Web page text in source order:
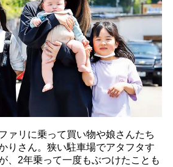
ァリに乗って買い物や娘さんたち
りさん。狭い駐車場でアタフタす
、2年乗って一度もぶつけたことも